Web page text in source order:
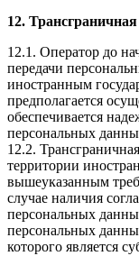
12.
12.1. Оператор до
передачи
иностранным
предполагается
обеспечивается
персональных
12.2.
территории
вышеуказанным
случае наличия
персональных
персональных
которого является